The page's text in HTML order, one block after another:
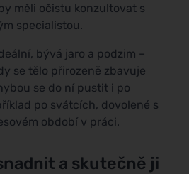
měli očistu konzultovat s
specialistou.
bývá jaro a podzim –
se tělo přirozeně zbavuje
se do ní pustit i po
po svátcích, dovolené s
období v práci.
a skutečně ji